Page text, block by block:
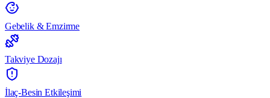
Gebelik & Emzirme
Takviye Dozajı
İlaç-Besin Etkileşimi